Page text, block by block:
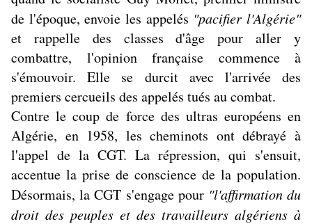
de l'époque, envoie les appelés "pacifier l'Algérie"
et rappelle des classes d'âge pour aller y
combattre, l'opinion française commence à
s'émouvoir. Elle se durcit avec l'arrivée des
premiers cercueils des appelés tués au combat.
Contre le coup de force des ultras européens en
Algérie, en 1958, les cheminots ont débrayé à
l'appel de la CGT. La répression, qui s'ensuit,
accentue la prise de conscience de la population.
Désormais, la CGT s'engage pour "l'affirmation du
droit des peuples et des travailleurs algériens à